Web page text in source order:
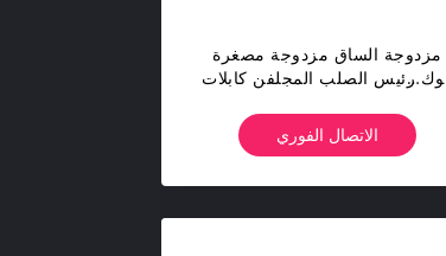
مزدوجة الساق مزدوجة مصغرة
هوك رئيس الصلب المجلفن كابلات
الاتصال الفوري